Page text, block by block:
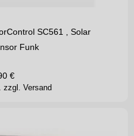
SC561 , Solar
Funk
zzgl. Versand
€